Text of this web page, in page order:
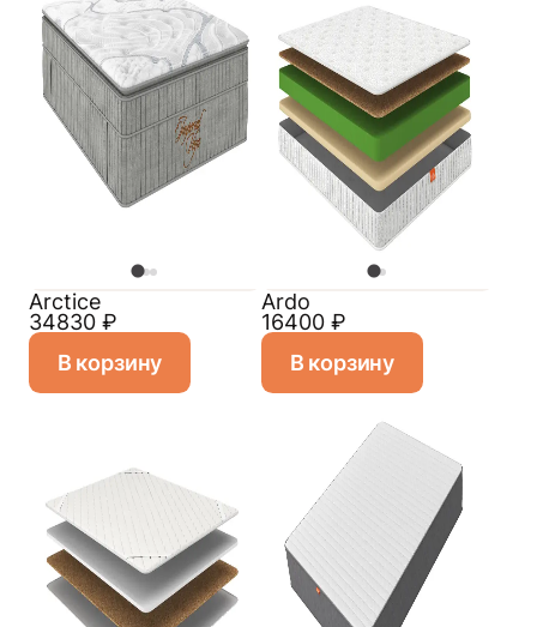
Arctice
34830 ₽
В корзину
Ardo
16400 ₽
В корзину